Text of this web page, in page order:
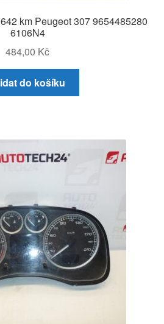
km Peugeot 307 9654485280
6106N4
484,00 Kč
do košíku